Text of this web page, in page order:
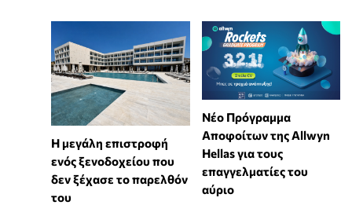
Η μεγάλη επιστροφή
ενός ξενοδοχείου που
δεν ξέχασε το παρελθόν
του
Νέο Πρόγραμμα
Αποφοίτων της Allwyn
Hellas για τους
επαγγελματίες του
αύριο